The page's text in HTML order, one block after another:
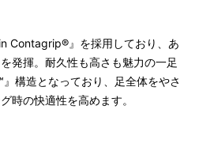
Contagrip®』を採用しており、あ
発揮。耐久性も高さも魅力の一足
構造となっており、足全体をやさ
時の快適性を高めます。